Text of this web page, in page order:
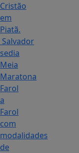
Cristão
em
Piatã.
Salvador
sedia
Meia
Maratona
Farol
a
Farol
com
modalidades
de